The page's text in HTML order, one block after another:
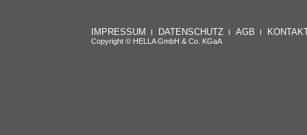
IMPRESSUM DATENSCHUTZ AGB
Copyright © HELLA GmbH & Co. KGaA